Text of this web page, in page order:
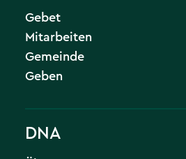
Gebet
Mitarbeiten
Gemeinde
Geben
DNA